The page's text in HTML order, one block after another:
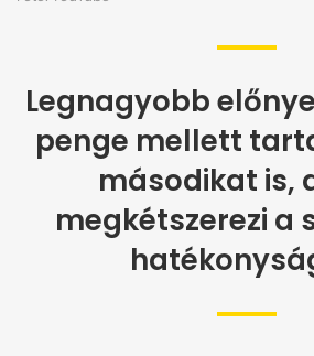
Legnagyobb
penge mellett
másodikat is,
megkétszerezi a